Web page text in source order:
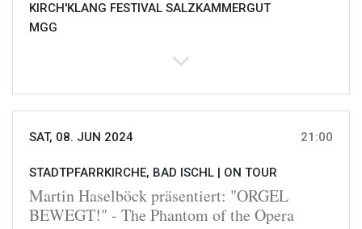
KIRCH'KLANG FESTIVAL SALZKAMMERGUT
MGG
SAT, 08. JUN 2024 21:00
STADTPFARRKIRCHE, BAD ISCHL | ON TOUR
Martin Haselböck präsentiert: "ORGEL
BEWEGT!" - The Phantom of the Opera